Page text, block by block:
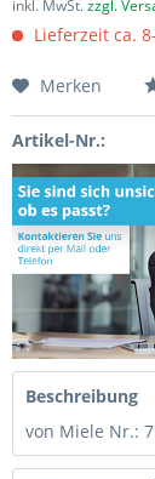
inkl. MwSt.zzgl.
Lieferzeit ca.
Merken
Artikel-Nr.:
Beschreibung
von Miele Nr.: